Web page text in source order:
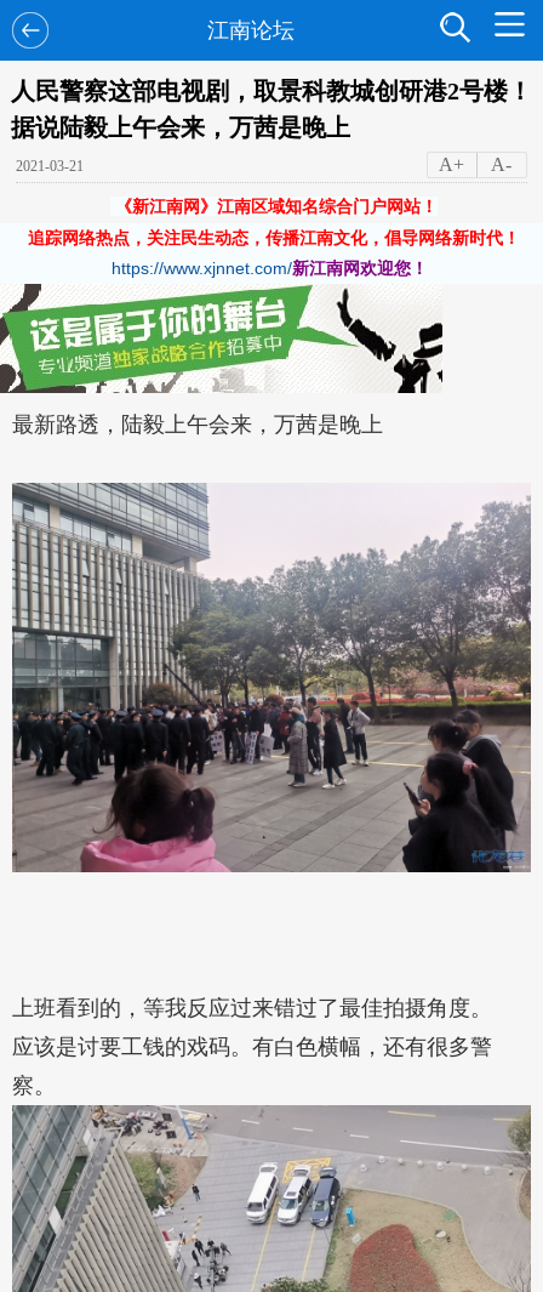
江南论坛
人民警察这部电视剧，取景科教城创研港2号楼！
据说陆毅上午会来，万茜是晚上
2021-03-21 A+ A-
《新江南网》江南区域知名综合门户网站！
追踪网络热点，关注民生动态，传播江南文化，倡导网络新时代！
https://www.xjnnet.com/新江南网欢迎您！
最新路透，陆毅上午会来，万茜是晚上
上班看到的，等我反应过来错过了最佳拍摄角度。
应该是讨要工钱的戏码。有白色横幅，还有很多警
察。